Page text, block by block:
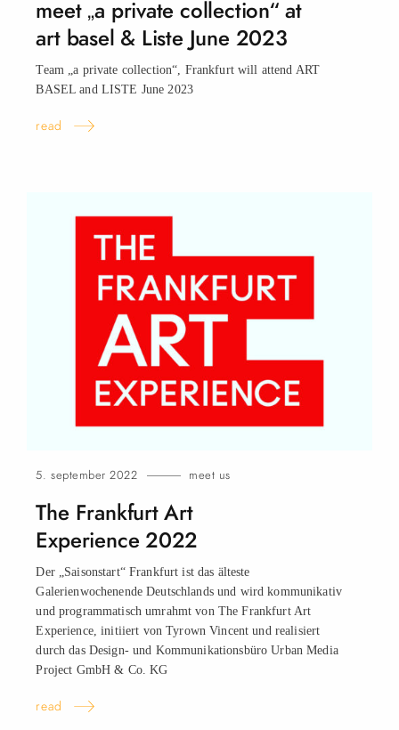
meet „a private collection“ at
art basel & Liste June 2023
Team „a private collection“, Frankfurt will attend ART
BASEL and LISTE June 2023
read
5. september 2022 meet us
The Frankfurt Art
Experience 2022
Der „Saisonstart“ Frankfurt ist das älteste
Galerienwochenende Deutschlands und wird kommunikativ
und programmatisch umrahmt von The Frankfurt Art
Experience, initiiert von Tyrown Vincent und realisiert
durch das Design- und Kommunikationsbüro Urban Media
Project GmbH & Co. KG
read